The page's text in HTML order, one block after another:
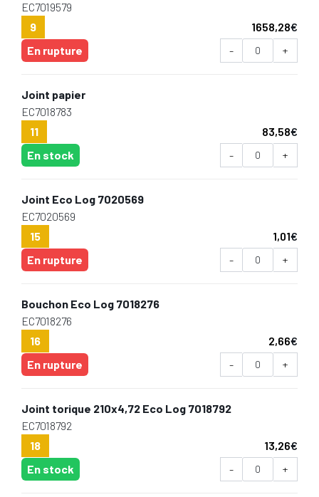
EC7019579
9
1658,28€
En rupture
- +
Joint papier
EC7018783
11
83,58€
En stock
- +
Joint Eco Log 7020569
EC7020569
15
1,01€
En rupture
- +
Bouchon Eco Log 7018276
EC7018276
16
2,66€
En rupture
- +
Joint torique 210x4,72 Eco Log 7018792
EC7018792
18
13,26€
En stock
- +